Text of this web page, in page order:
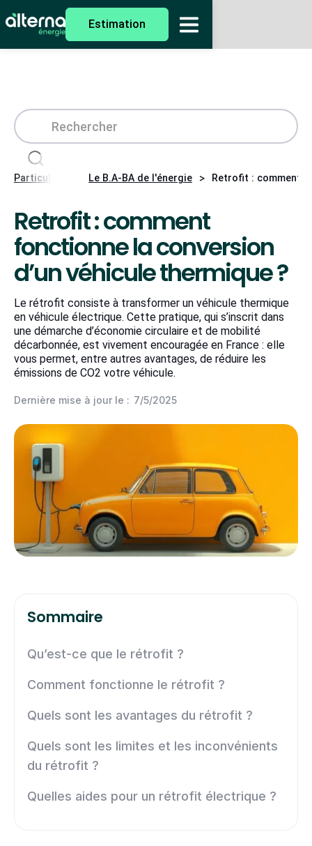
Estimation
Particuliers Le B.A-BA de l'énergie > Retrofit : comment
Retrofit : comment
fonctionne la conversion
d’un véhicule thermique ?
Le rétrofit consiste à transformer un véhicule thermique
en véhicule électrique. Cette pratique, qui s’inscrit dans
une démarche d’économie circulaire et de mobilité
décarbonnée, est vivement encouragée en France : elle
vous permet, entre autres avantages, de réduire les
émissions de CO2 votre véhicule.
Dernière mise à jour le : 7/5/2025
Sommaire
Qu’est-ce que le rétrofit ?
Comment fonctionne le rétrofit ?
Quels sont les avantages du rétrofit ?
Quels sont les limites et les inconvénients
du rétrofit ?
Quelles aides pour un rétrofit électrique ?